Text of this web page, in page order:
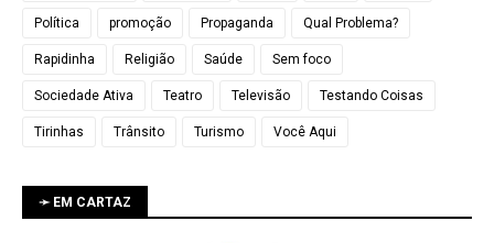
Política promoção Propaganda Qual Problema?
Rapidinha Religião Saúde Sem foco
Sociedade Ativa Teatro Televisão Testando Coisas
Tirinhas Trânsito Turismo Você Aqui
➛ EM CARTAZ